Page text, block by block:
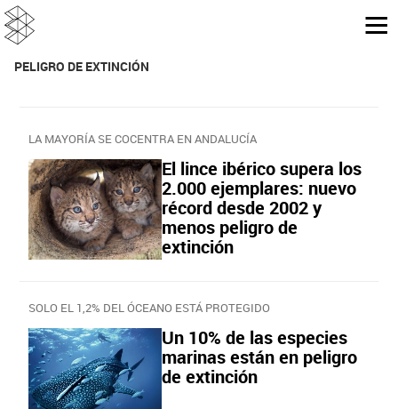
PELIGRO DE EXTINCIÓN
LA MAYORÍA SE COCENTRA EN ANDALUCÍA
El lince ibérico supera los
2.000 ejemplares: nuevo
récord desde 2002 y
menos peligro de
extinción
SOLO EL 1,2% DEL ÓCEANO ESTÁ PROTEGIDO
Un 10% de las especies
marinas están en peligro
de extinción